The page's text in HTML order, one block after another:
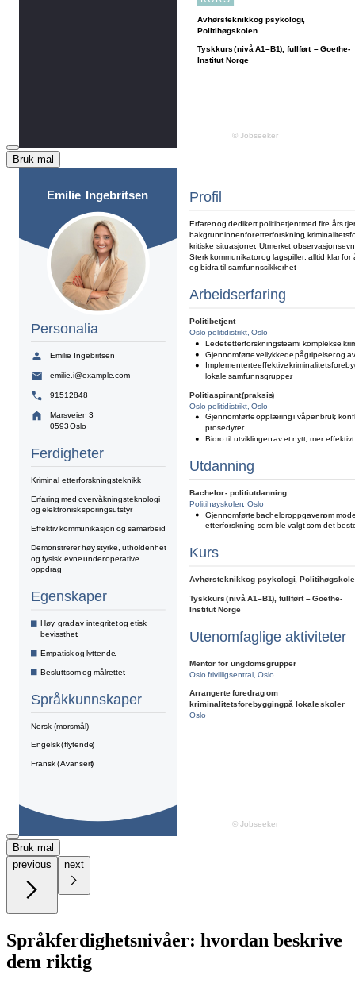
Bruk mal
Bruk mal
previous
next
Språkferdighetsnivåer: hvordan beskrive
dem riktig